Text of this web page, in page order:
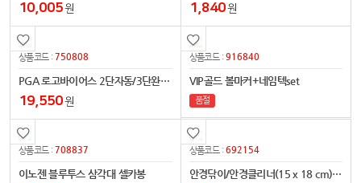
10,005원 1,840원
상품코드 :750808
PGA 로고바이어스 2단자동/3단완자 우산세트
19,550원
상품코드 :916840
VIP골드 볼마커+네임텍set
품절
상품코드 :708837
이노젠 블루투스 삼각대 셀카봉
상품코드 :692154
안경닦이/안경클리너(15 x 18 cm)초극세사